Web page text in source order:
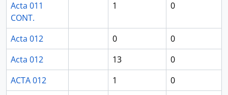
Acta 011
CONT.
1 0
Acta 012 0
0
Acta 012
13
0
ACTA 012
1
0